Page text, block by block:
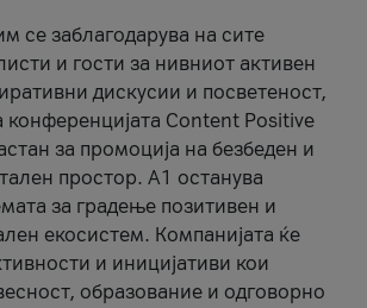
се заблагодарува на сите
и гости за нивниот активен
дискусии и посветеност,
конференцијата Content Positive
за промоција на безбеден и
простор. А1 останува
за градење позитивен и
екосистем. Компанијата ќе
и иницијативи кои
образование и одговорно